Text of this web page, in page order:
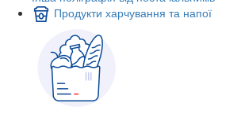
Продукти харчування та напої